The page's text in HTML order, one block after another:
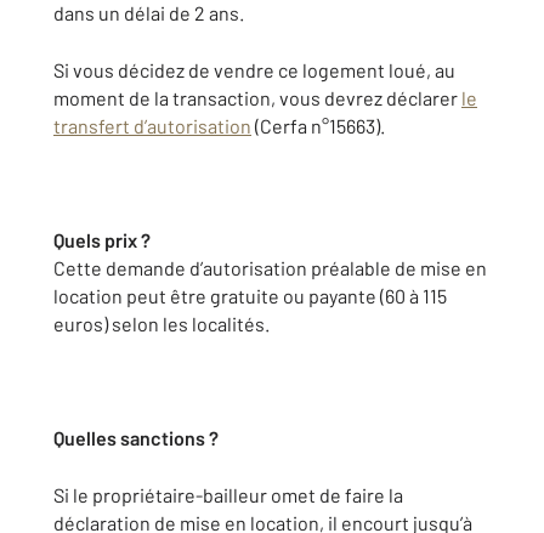
dans un délai de 2 ans.
Si vous décidez de vendre ce logement loué, au
moment de la transaction, vous devrez déclarer le
transfert d’autorisation (Cerfa n°15663).
Quels prix ?
Cette demande d’autorisation préalable de mise en
location peut être gratuite ou payante (60 à 115
euros) selon les localités.
Quelles sanctions ?
Si le propriétaire-bailleur omet de faire la
déclaration de mise en location, il encourt jusqu’à